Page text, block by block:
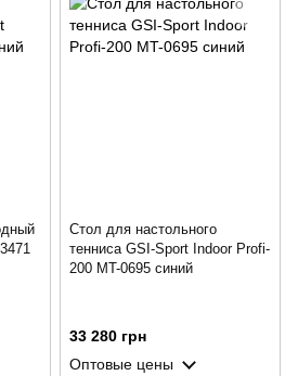
Стол для настольного
тенниса GSI-Sport Indoor Profi-
200 MT-0695 синий
33 280 грн
Оптовые цены